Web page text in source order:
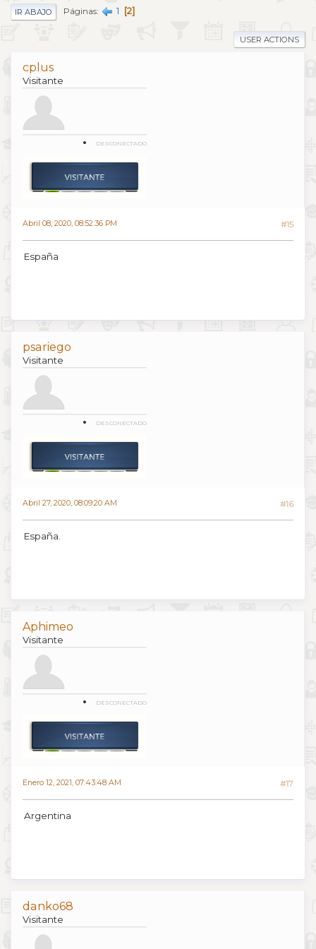
IR ABAJO Páginas 1 2
USER ACTIONS
cplus
Visitante
DESCONECTADO
Abril 08, 2020, 08:52:36 PM #15
España
psariego
Visitante
DESCONECTADO
Abril 27, 2020, 08:09:20 AM #16
España.
Aphimeo
Visitante
DESCONECTADO
Enero 12, 2021, 07:43:48 AM #17
Argentina
danko68
Visitante